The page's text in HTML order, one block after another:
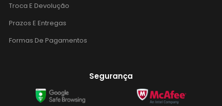
Troca E Devolução
Prazos E Entregas
Formas De Pagamentos
Segurança